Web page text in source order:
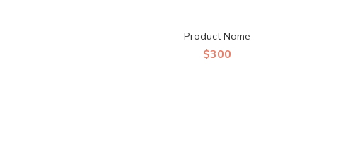
Product Name
$300